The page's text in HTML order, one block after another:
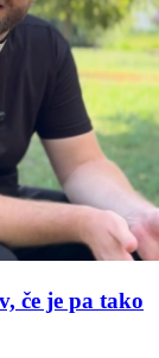
če je pa tako